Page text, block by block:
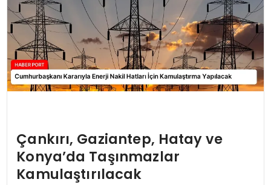
Çankırı, Gaziantep, Hatay ve
Konya’da Taşınmazlar
Kamulaştırılacak